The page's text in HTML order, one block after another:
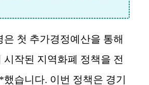
은 첫 추가경정예산을 통해
작된 지역화폐 정책을 전
습니다. 이번 정책은 경기